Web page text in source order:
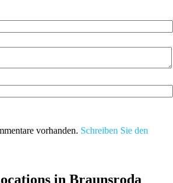
vorhanden. Schreiben Sie den
in Braunsroda